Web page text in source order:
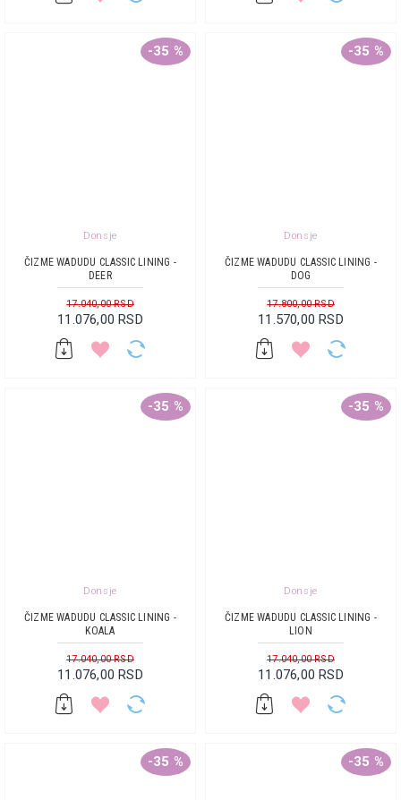
-35 %
Donsje
ČIZME WADUDU CLASSIC LINING -
DEER
11.076,00 RSD
17.040,00 RSD
-35 %
Donsje
ČIZME WADUDU CLASSIC LINING -
DOG
11.570,00 RSD
17.800,00 RSD
-35 %
Donsje
ČIZME WADUDU CLASSIC LINING -
KOALA
11.076,00 RSD
17.040,00 RSD
-35 %
Donsje
ČIZME WADUDU CLASSIC LINING -
LION
11.076,00 RSD
17.040,00 RSD
-35 % -35 %